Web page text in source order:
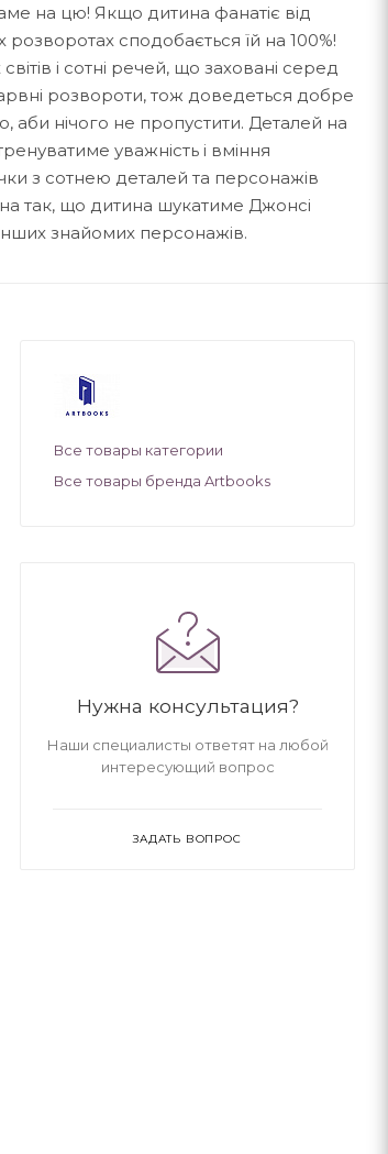
на цю! Якщо дитина фанатіє від
розворотах сподобається їй на 100%!
і сотні речей, що заховані серед
розвороти, тож доведеться добре
аби нічого не пропустити. Деталей на
уважність і вміння
з сотнею деталей та персонажів
так, що дитина шукатиме Джонсі
знайомих персонажів.
Все товары категории
Все товары бренда Artbooks
Нужна консультация?
Наши специалисты ответят на любой
интересующий вопрос
ЗАДАТЬ ВОПРОС